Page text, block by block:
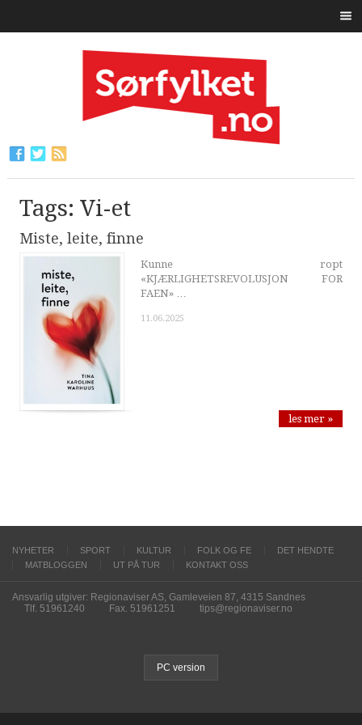
Tags: Vi-et
Miste, leite, finne
Kunne ropt
«KJÆRLIGHETSREVOLUSJON FOR
FAEN» …
11.06.2025
les mer »
NYHETER SPORT KULTUR FOLK OG FE
DET HENDTE
MATBLOGGEN
UT PÅ TUR KONTAKT OSS
Ansvarlig utgiver: Regionaviser AS, Gamleveien 87, 4315 Sandnes
Tlf. 51961240
Fax. 51961251 tips@regionaviser.no
PC version